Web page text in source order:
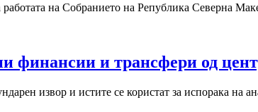
на Собранието на Република Северна
финансии и трансфери од
извор и истите се користат за испорака на